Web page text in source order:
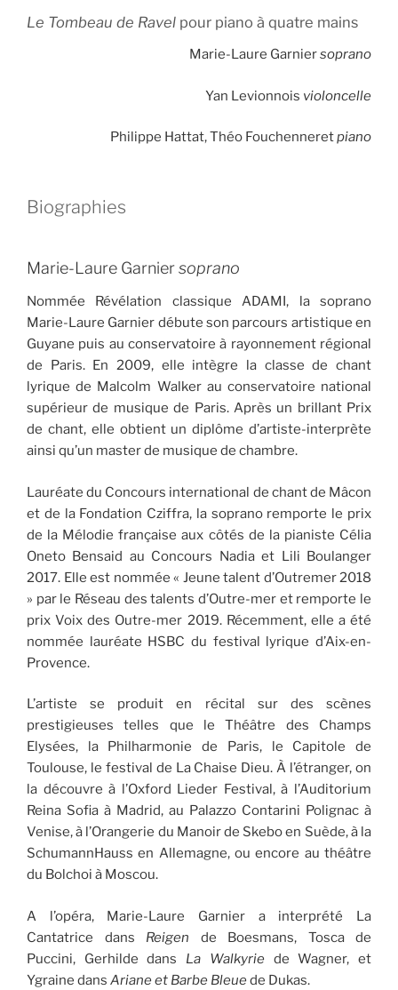
Le Tombeau de Ravel pour piano à quatre mains
Marie-Laure Garniersoprano
Yan Levionnois violoncelle
Philippe Hattat, Théo Fouchenneretpiano
Biographies
Marie-Laure Garniersoprano
Nommée Révélation classique ADAMI, la soprano
Marie-Laure Garnier débute son parcours artistique en
Guyane puis au conservatoire à rayonnement régional
de Paris. En 2009, elle intègre la classe de chant
lyrique de Malcolm Walker au conservatoire national
supérieur de musique de Paris. Après un brillant Prix
de chant, elle obtient un diplôme d’artiste-interprète
ainsi qu’un master de musique de chambre.
Lauréate du Concours international de chant de Mâcon
et de la Fondation Cziffra, la soprano remporte le prix
de la Mélodie française aux côtés de la pianiste Célia
Oneto Bensaid au Concours Nadia et Lili Boulanger
2017. Elle est nommée « Jeune talent d’Outremer 2018
» par le Réseau des talents d’Outre-mer et remporte le
prix Voix des Outre-mer 2019. Récemment, elle a été
nommée lauréate HSBC du festival lyrique d’Aix-en-
Provence.
L’artiste se produit en récital sur des scènes
prestigieuses telles que le Théâtre des Champs
Elysées, la Philharmonie de Paris, le Capitole de
Toulouse, le festival de La Chaise Dieu. À l’étranger, on
la découvre à l’Oxford Lieder Festival, à l’Auditorium
Reina Sofia à Madrid, au Palazzo Contarini Polignac à
Venise, à l’Orangerie du Manoir de Skebo en Suède, à la
SchumannHauss en Allemagne, ou encore au théâtre
du Bolchoi à Moscou.
A l’opéra, Marie-Laure Garnier a interprété La
Cantatrice dans Reigen de Boesmans, Tosca de
Puccini, Gerhilde dans La Walkyriede Wagner, et
Ygraine dans Ariane et Barbe Bleuede Dukas.